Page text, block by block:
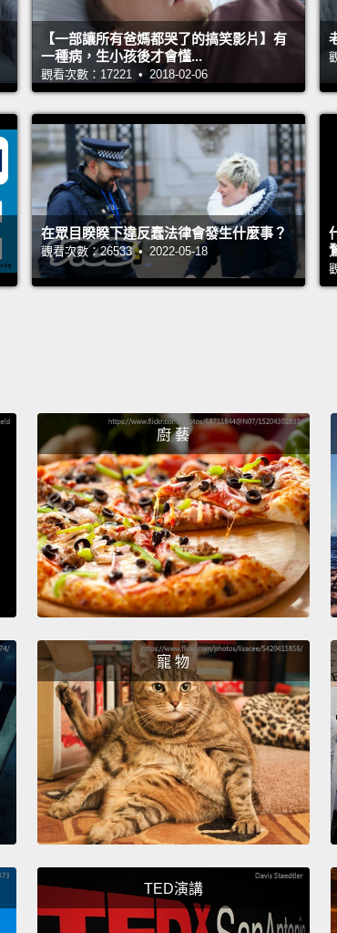
【一部讓所有爸媽都哭了的搞笑影片】有
一種病，生小孩後才會懂...
觀看次數：17221 • 2018-02-06
在眾目睽睽下違反蠢法律會發生什麼事？
觀看次數：26533 • 2022-05-18
廚 藝
寵 物
TED演講